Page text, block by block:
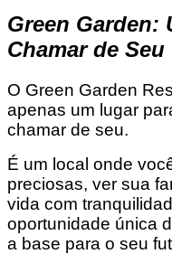
Green Garden:
Chamar de Seu
O Green Garden
apenas um lugar
chamar de seu.
É um local onde
preciosas, ver sua
vida com
oportunidade única
a base para o seu